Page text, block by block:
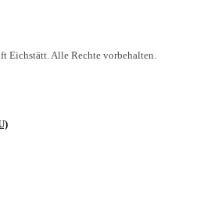
Eichstätt. Alle Rechte vorbehalten.